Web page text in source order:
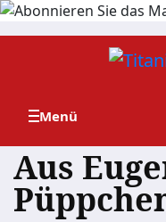
Zum
Aus